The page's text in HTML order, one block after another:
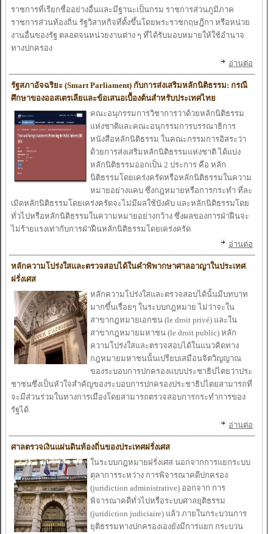
ราชการที่เรียกชื่ออย่างอื่นและมีฐานะเป็นกรม ราชการส่วนภูมิภาค
ราชการส่วนท้องถิ่น รัฐวิสาหกิจที่ตั้งขึ้นโดยพระราชกฤษฎีกา หรือหน่วย
งานอื่นของรัฐ ตลอดจนหน่วยงานต่าง ๆ ที่ได้รับมอบหมายให้ใช้อำนาจ
ทางปกครอง
อ่านต่อ
รัฐสภาอัจฉริยะ (Smart Parliament) กับการส่งเสริมหลักนิติธรรม: กรณี
ศึกษาของออสเตรเลียและข้อเสนอเบื้องต้นสำหรับประเทศไทย
คณะอนุกรรมการวิชาการว่าด้วยหลักนิติธรรม
แห่งชาติและคณะอนุกรรมการบรรณาธิการ
หนังสือหลักนิติธรรม ในคณะกรรมการอิสระว่า
ด้วยการส่งเสริมหลักนิติธรรมแห่งชาติได้แบ่ง
หลักนิติธรรมออกเป็น 2 ประการ คือ หลัก
นิติธรรมโดยเคร่งครัดหรือหลักนิติธรรมในความ
หมายอย่างแคบ ซึ่งกฎหมายหรือการกระทำ ที่ละ
เมิดหลักนิติธรรมโดยเคร่งครัดจะไม่มีผลใช้บังคับ และหลักนิติธรรมโดย
ทั่วไปหรือหลักนิติธรรมในความหมายอย่างกว้าง ซึ่งผลของการฝ่าฝืนจะ
ไม่ร้ายแรงเท่ากับการฝ่าฝืนหลักนิติธรรมโดยเคร่งครัด
อ่านต่อ
หลักความโปร่งใสและตรวจสอบได้ในคำพิพากษาศาลอาญาในประเทศ
ฝรั่งเศส
หลักความโปร่งใสและตรวจสอบได้นั้นมีบทบาท
มากขึ้นเรื่อยๆ ในระบบกฎหมาย ไม่ว่าจะใน
สาขากฎหมายเอกชน (le droit privé) และใน
สาขากฎหมายมหาชน (le droit public) หลัก
ความโปร่งใสและตรวจสอบได้ในแนวคิดทาง
กฎหมายมหาชนนั้นเปรียบเสมือนจิตวิญญาณ
ของระบอบการปกครองแบบประชาธิปไตยว่าประ
ชาชนซึ่งเป็นหัวใจสำคัญของระบอบการปกครองประชาธิปไตยสามารถที่
จะมีส่วนร่วมในทางการเมืองโดยสามารถตรวจสอบการกระทำการของ
รัฐได้
อ่านต่อ
ศาลตรวจเงินแผ่นดินท้องถิ่นของประเทศฝรั่งเศส
ในระบบกฎหมายฝรั่งเศส นอกจากการแยกระบบ
ตุลาการระหว่าง การพิจารณาคดีปกครอง
(juridiction administrative) ออกจาก การ
พิจารณาคดีทั่วไปหรือระบบศาลยุติธรรม
(juridiction judiciaire) แล้ว ภายในกระบวนการ
ยุติธรรมทางปกครองเองยังมีการแยก กระบวน